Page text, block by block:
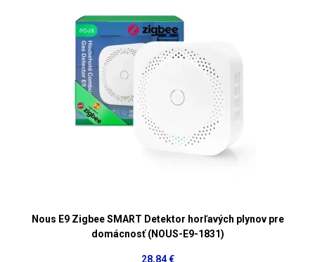
Nous E9 Zigbee SMART Detektor horľavých plynov pre
domácnosť (NOUS-E9-1831)
28,84 €